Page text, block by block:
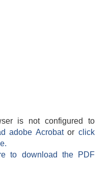
is not configured to
adobe Acrobatorclick
to download the PDF